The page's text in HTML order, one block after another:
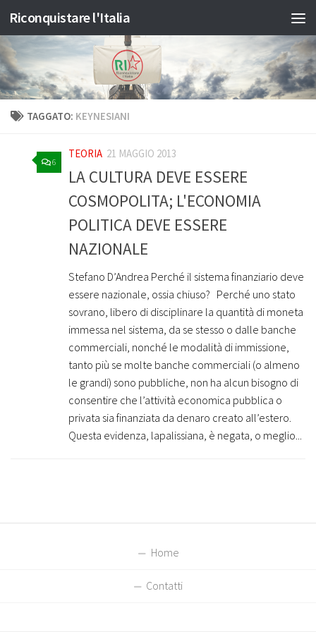
Salta al contenuto
Riconquistare l'Italia
TAGGATO: KEYNESIANI
6
TEORIA 21 MAGGIO 2013
LA CULTURA DEVE ESSERE
COSMOPOLITA; L'ECONOMIA
POLITICA DEVE ESSERE
NAZIONALE
Stefano D’Andrea Perché il sistema finanziario deve
essere nazionale, ossia chiuso? Perché uno stato
sovrano, libero di disciplinare la quantità di moneta
immessa nel sistema, da se stesso o dalle banche
commerciali, nonché le modalità di immissione,
tanto più se molte banche commerciali (o almeno
le grandi) sono pubbliche, non ha alcun bisogno di
consentire che l’attività economica pubblica o
privata sia finanziata da denaro creato all’estero.
Questa evidenza, lapalissiana, è negata, o meglio...
Home
Contatti